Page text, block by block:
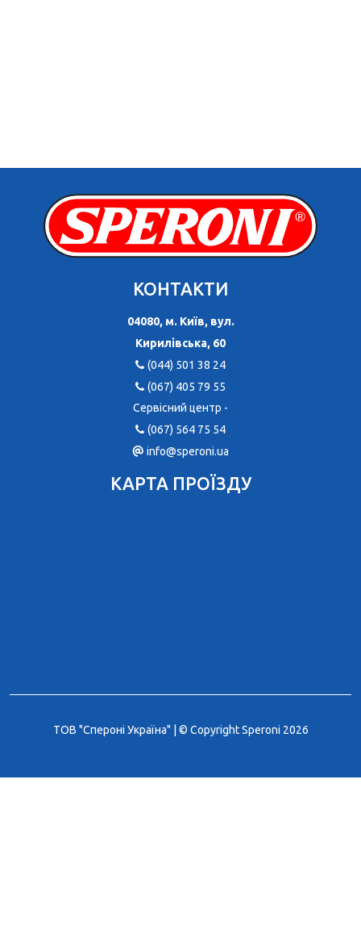
КОНТАКТИ
04080, м. Київ, вул.
Кирилівська, 60
(044) 501 38 24
(067) 405 79 55
Сервісний центр -
(067) 564 75 54
info@speroni.ua
КАРТА ПРОЇЗДУ
ТОВ "Спероні Україна" | © Copyright Speroni 2026